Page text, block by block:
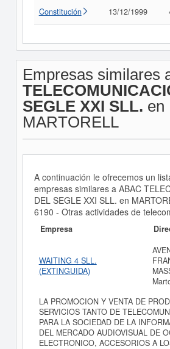
Constitución 13/12/1999
Empresas similares
SEGLE XXI SLL. en
MARTORELL
A continuación le ofrecemos un
empresas similares a ABAC
DEL SEGLE XXI SLL. en
6190 - Otras actividades de
Empresa
WAITING 4 SLL.
(EXTINGUIDA)
LA PROMOCION Y VENTA DE
SERVICIOS TANTO DE
PARA LA SOCIEDAD DE LA
DEL MERCADO AUDIOVISUAL DE
ELECTRONICO, ACCESORIOS A